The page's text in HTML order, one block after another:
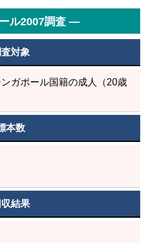
ル2007調査 ―
対象
ガポール国籍の成人（20歳
本数
収結果